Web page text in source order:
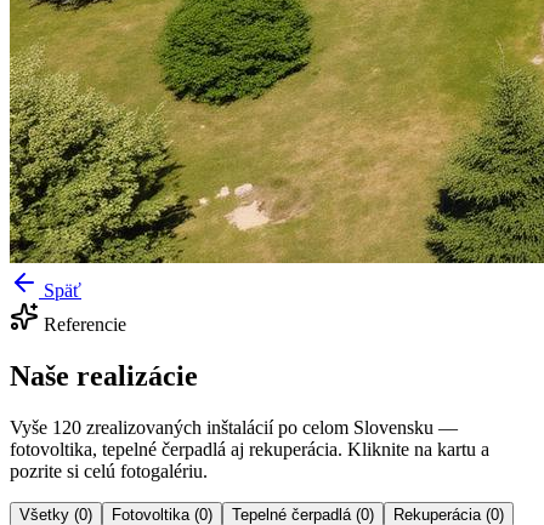
Späť
Referencie
Naše realizácie
Vyše 120 zrealizovaných inštalácií po celom Slovensku —
fotovoltika, tepelné čerpadlá aj rekuperácia. Kliknite na kartu a
pozrite si celú fotogalériu.
Všetky (0) Fotovoltika (0) Tepelné čerpadlá (0) Rekuperácia (0)